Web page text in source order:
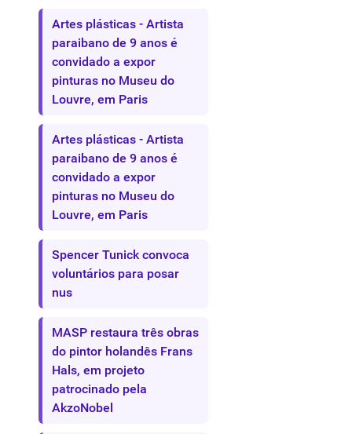
Artes plásticas - Artista
paraibano de 9 anos é
convidado a expor
pinturas no Museu do
Louvre, em Paris
Artes plásticas - Artista
paraibano de 9 anos é
convidado a expor
pinturas no Museu do
Louvre, em Paris
Spencer Tunick convoca
voluntários para posar
nus
MASP restaura três obras
do pintor holandês Frans
Hals, em projeto
patrocinado pela
AkzoNobel